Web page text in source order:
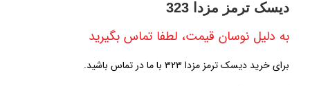
دیسک ترمز مزدا 323
به دلیل نوسان قیمت، لطفا تماس بگیرید
برای خرید دیسک ترمز مزدا 323 با ما در تماس باشید.